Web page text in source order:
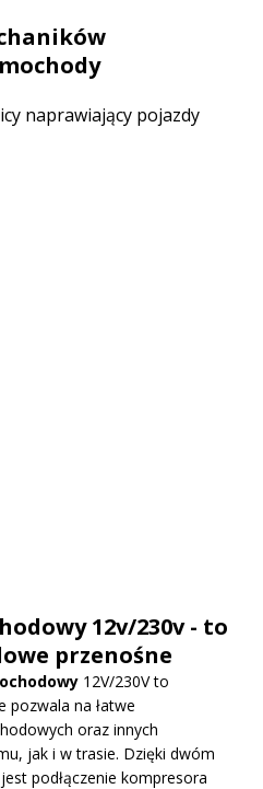
naprawiający pojazdy
12v/230v - to
przenośne
12V/230V to
pozwala na łatwe
oraz innych
jak i w trasie. Dzięki dwóm
podłączenie kompresora